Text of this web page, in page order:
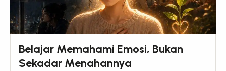
Belajar Memahami Emosi, Bukan
Sekadar Menahannya